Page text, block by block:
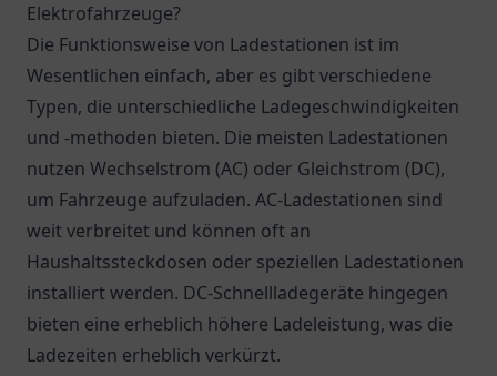
Elektrofahrzeuge?
Die Funktionsweise von Ladestationen ist im
Wesentlichen einfach, aber es gibt verschiedene
Typen, die unterschiedliche Ladegeschwindigkeiten
und -methoden bieten. Die meisten Ladestationen
nutzen Wechselstrom (AC) oder Gleichstrom (DC),
um Fahrzeuge aufzuladen. AC-Ladestationen sind
weit verbreitet und können oft an
Haushaltssteckdosen oder speziellen Ladestationen
installiert werden. DC-Schnellladegeräte hingegen
bieten eine erheblich höhere Ladeleistung, was die
Ladezeiten erheblich verkürzt.